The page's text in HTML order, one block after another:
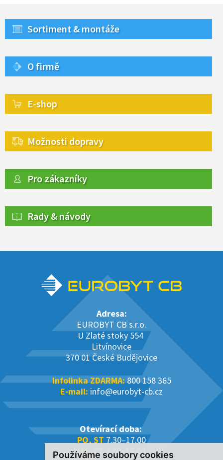
Používáme soubory cookies
Sortiment & montáže
O firmě
E-shop
Možnosti dopravy
Pro zákazníky
Rady & návody
Adresa:
EUROBYT CB s.r.o.
U Zlaté stoky 554
Litvínovice
370 01 České Budějovice
Infolinka ZDARMA:800 158 365
E-mail: info@eurobyt-cb.cz
Otevírací doba:
PO, ST 7.30–17.00
ÚT, ČT7.30–16.00